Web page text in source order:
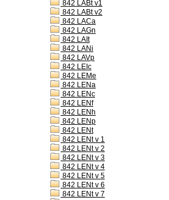
842 LABt v1
842 LABt v2
842 LACa
842 LAGn
842 LAIt
842 LANi
842 LAVp
842 LEIc
842 LEMe
842 LENa
842 LENc
842 LENf
842 LENh
842 LENp
842 LENt
842 LENt v 1
842 LENt v 2
842 LENt v 3
842 LENt v 4
842 LENt v 5
842 LENt v 6
842 LENt v 7